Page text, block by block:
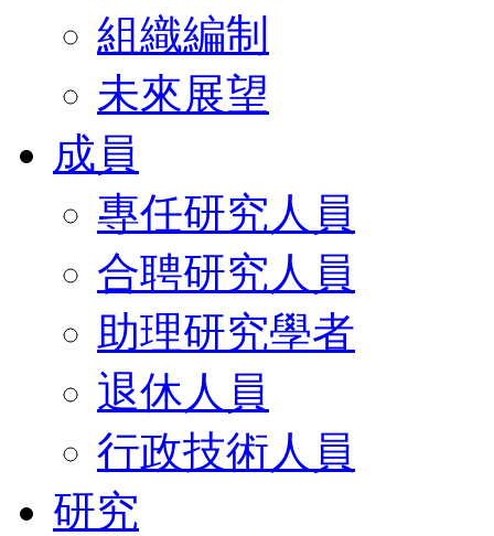
組織編制
未來展望
成員
專任研究人員
合聘研究人員
助理研究學者
退休人員
行政技術人員
研究